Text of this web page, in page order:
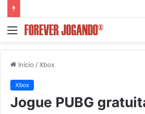
Menu
Início /Xbox
Xbox
Jogue PUBG